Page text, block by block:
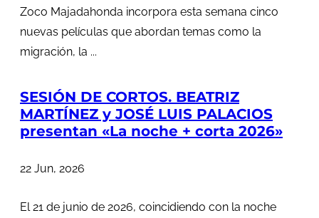
Zoco Majadahonda incorpora esta semana cinco
nuevas películas que abordan temas como la
migración, la ...
SESIÓN DE CORTOS. BEATRIZ
MARTÍNEZ y JOSÉ LUIS PALACIOS
presentan «La noche + corta 2026»
22 Jun, 2026
El 21 de junio de 2026, coincidiendo con la noche